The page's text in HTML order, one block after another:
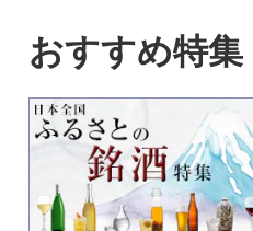
おすすめ特集